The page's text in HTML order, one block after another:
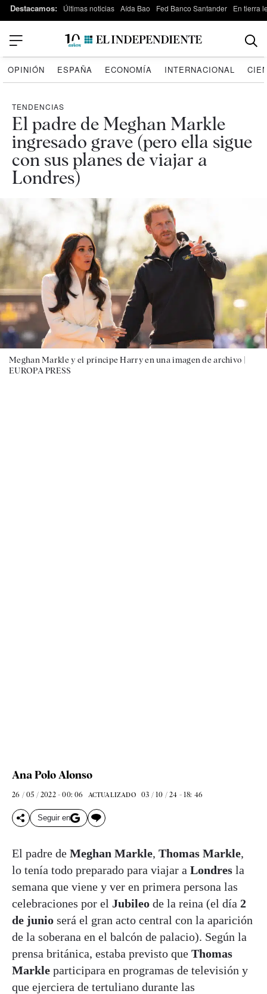
Destacamos: Últimas noticias Aída Bao Fed Banco Santander En tierra
OPINIÓN ESPAÑA ECONOMÍA INTERNACIONAL
TENDENCIAS
El padre de Meghan Markle
ingresado grave (pero ella sigue
con sus planes de viajar a
Londres)
Meghan Markle y el príncipe Harry en una imagen de archivo |
EUROPA PRESS
Ana Polo Alonso
26 / 05 / 2022 - 00: 06 ACTUALIZADO 03 / 10 / 24 - 18: 46
Seguir en
El padre de Meghan Markle, Thomas Markle,
lo tenía todo preparado para viajar a Londres la
semana que viene y ver en primera persona las
celebraciones por el Jubileo de la reina (el día 2
de junio será el gran acto central con la aparición
de la soberana en el balcón de palacio). Según la
prensa británica, estaba previsto que Thomas
Markle participara en programas de televisión y
que ejerciera de tertuliano durante las